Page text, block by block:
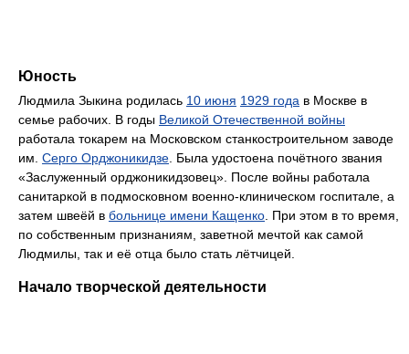
Юность
Людмила Зыкина родилась 10 июня 1929 года в Москве в
семье рабочих. В годы Великой Отечественной войны
работала токарем на Московском станкостроительном заводе
им. Серго Орджоникидзе . Была удостоена почётного звания
«Заслуженный орджоникидзовец». После войны работала
санитаркой в подмосковном военно-клиническом госпитале, а
затем швеёй в больнице имени Кащенко . При этом в то время,
по собственным признаниям, заветной мечтой как самой
Людмилы, так и её отца было стать лётчицей.
Начало творческой деятельности